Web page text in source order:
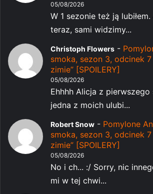
05/08/2026
W 1 sezonie też ją
teraz, sami widzimy...
Christoph Flowers -
smoka, sezon 3, odcinek 7
zimie” [SPOILERY]
05/08/2026
Ehhhh Alicja z pierwszego
jedna z moich ulubi...
Robert Snow - Pomylone
smoka, sezon 3, odcinek 7
zimie” [SPOILERY]
05/08/2026
No i ch... :/ Sorry, nic
mi w tej chwi...